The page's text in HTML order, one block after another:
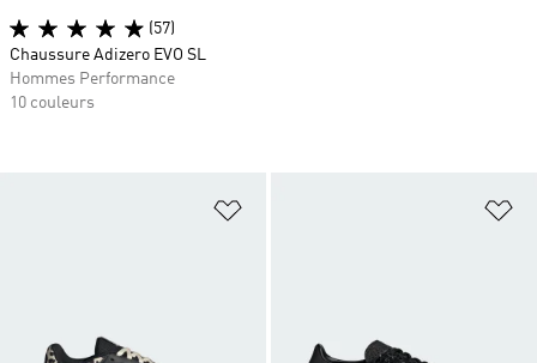
Ajouter à la Liste de produits
(57)
Chaussure Adizero EVO SL
Hommes Performance
10 couleurs